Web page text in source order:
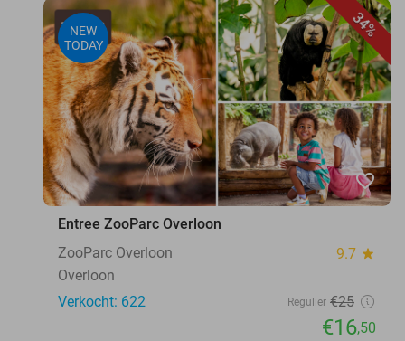
34%
NEW
TODAY
favorite_border
Entree ZooParc Overloon
ZooParc Overloon
9.7 star
Overloon
Verkocht: 622
Regulier €25
€16,50